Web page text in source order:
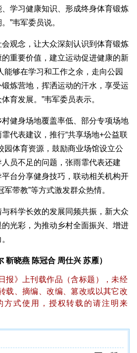
学习健康知识、形成终身体育锻炼
”韦军委员说。
念，让大众深刻认识到体育锻炼
重要价值，建立运动促进健康的新
能够在学习和工作之余，走向公园
炼营地，挥洒运动的汗水，享受运
育发展。”韦军委员表示。
身场地覆盖率低、部分专项场地
代表建议，推行“共享场地+公益联
园体育资源，鼓励商业场馆设立公
员不足的问题，张雨霏代表还建
台分享健身技巧，联动相关机构开
军带教”等方式激发群众热情。
学长效的发展同频共振，新大众
光彩，为推动乡村全面振兴、增进
靳晓燕 陈冠合 周仕兴 苏雁）
报》上刊载作品（含标题），未经
载、摘编、改编、篡改或以其它改
方式使用，授权转载的请注明来